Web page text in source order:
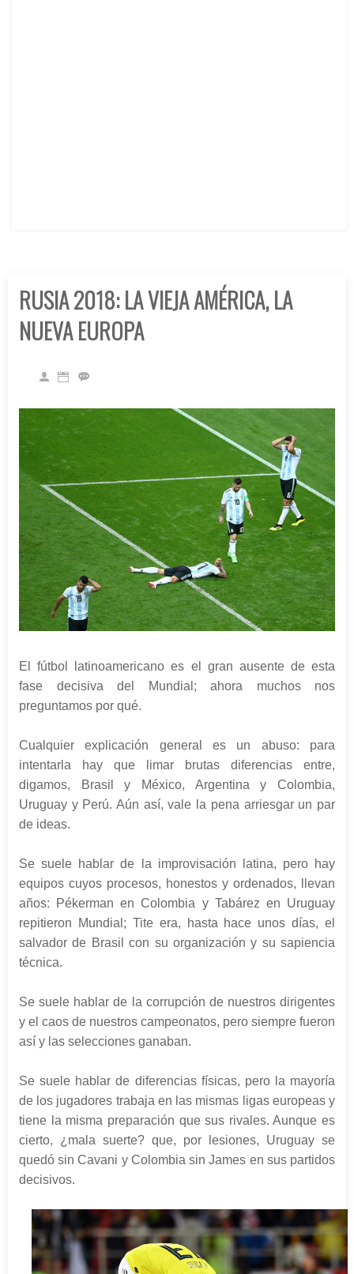
RUSIA 2018: LA VIEJA AMÉRICA, LA
NUEVA EUROPA
El fútbol latinoamericano es el gran ausente de esta
fase decisiva del Mundial; ahora muchos nos
preguntamos por qué.
Cualquier explicación general es un abuso: para
intentarla hay que limar brutas diferencias entre,
digamos, Brasil y México, Argentina y Colombia,
Uruguay y Perú. Aún así, vale la pena arriesgar un par
de ideas.
Se suele hablar de la improvisación latina, pero hay
equipos cuyos procesos, honestos y ordenados, llevan
años: Pékerman en Colombia y Tabárez en Uruguay
repitieron Mundial; Tite era, hasta hace unos días, el
salvador de Brasil con su organización y su sapiencia
técnica.
Se suele hablar de la corrupción de nuestros dirigentes
y el caos de nuestros campeonatos, pero siempre fueron
así y las selecciones ganaban.
Se suele hablar de diferencias físicas, pero la mayoría
de los jugadores trabaja en las mismas ligas europeas y
tiene la misma preparación que sus rivales. Aunque es
cierto, ¿mala suerte? que, por lesiones, Uruguay se
quedó sin Cavani y Colombia sin James en sus partidos
decisivos.